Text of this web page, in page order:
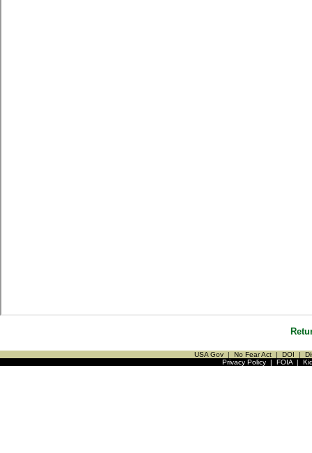
USA Gov | No Fear Act | DOI |
Privacy Policy| FOIA|